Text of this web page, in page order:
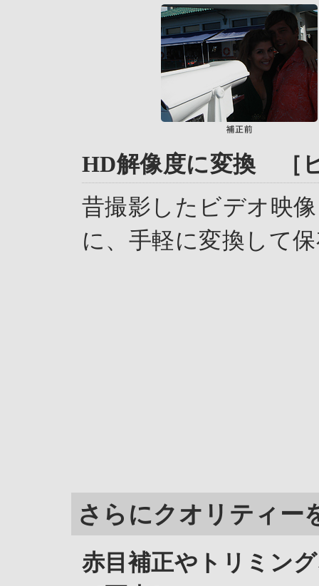
HD解像度に変換 ［
昔撮影したビデオ映
に、手軽に変換して
さらにクオリティー
赤目補正やトリミン